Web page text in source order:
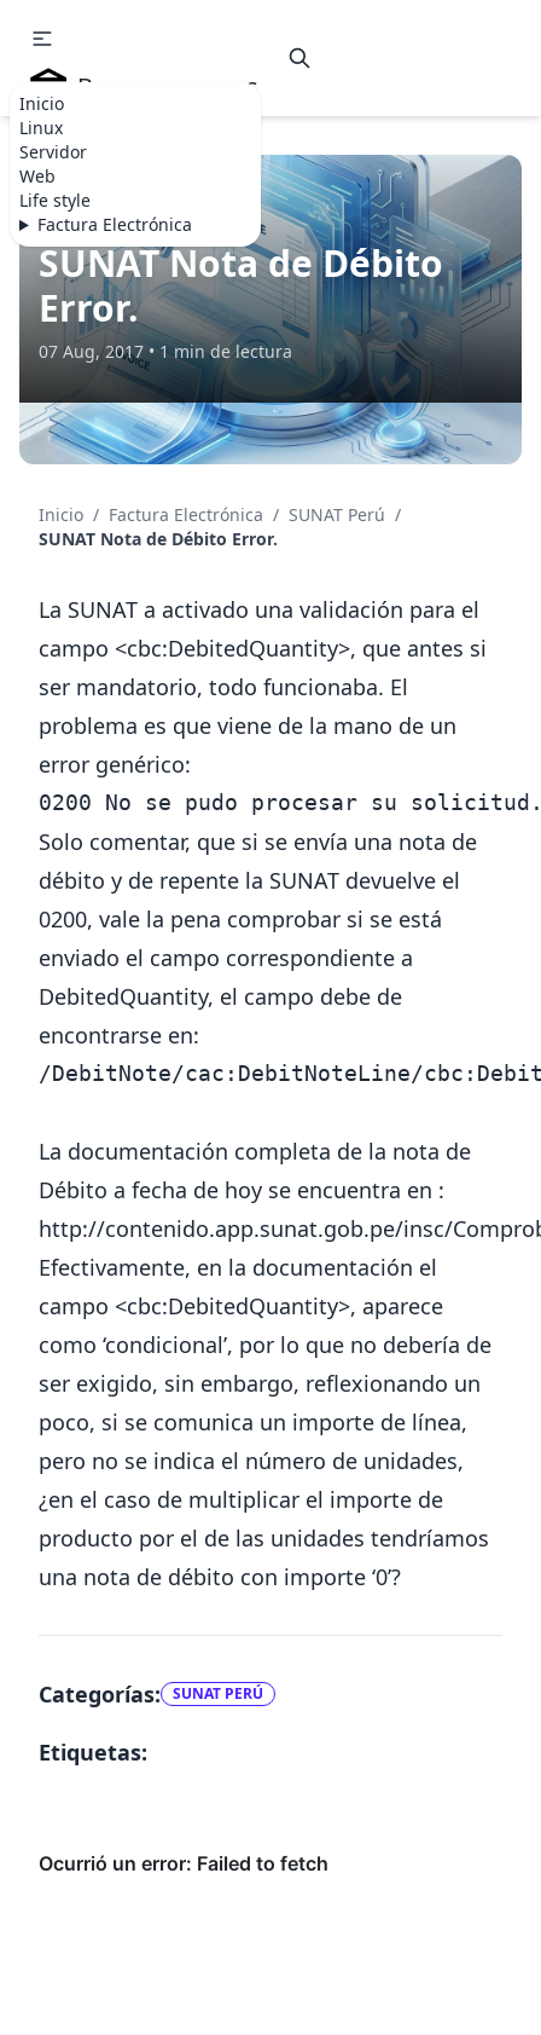
Inicio
Linux
Servidor
Web
Life style
Factura Electrónica
Becommerce.es
SUNAT PERÚ
SUNAT Nota de Débito
Error.
07 Aug, 2017 • 1 min de lectura
Inicio / Factura Electrónica / SUNAT Perú /
SUNAT Nota de Débito Error.
La SUNAT a activado una validación para el
campo <cbc:DebitedQuantity>, que antes si
ser mandatorio, todo funcionaba. El
problema es que viene de la mano de un
error genérico:
0200 No se pudo procesar su
Solo comentar, que si se envía una nota de
débito y de repente la SUNAT devuelve el
0200, vale la pena comprobar si se está
enviado el campo correspondiente a
DebitedQuantity, el campo debe de
encontrarse en:
/DebitNote/cac:DebitNoteLine/
La documentación completa de la nota de
Débito a fecha de hoy se encuentra en :
http://contenido.app.sunat.gob.pe/insc/
Efectivamente, en la documentación el
campo <cbc:DebitedQuantity>, aparece
como ‘condicional’, por lo que no debería de
ser exigido, sin embargo, reflexionando un
poco, si se comunica un importe de línea,
pero no se indica el número de unidades,
¿en el caso de multiplicar el importe de
producto por el de las unidades tendríamos
una nota de débito con importe ‘0’?
Categorías: SUNAT PERÚ
Etiquetas: